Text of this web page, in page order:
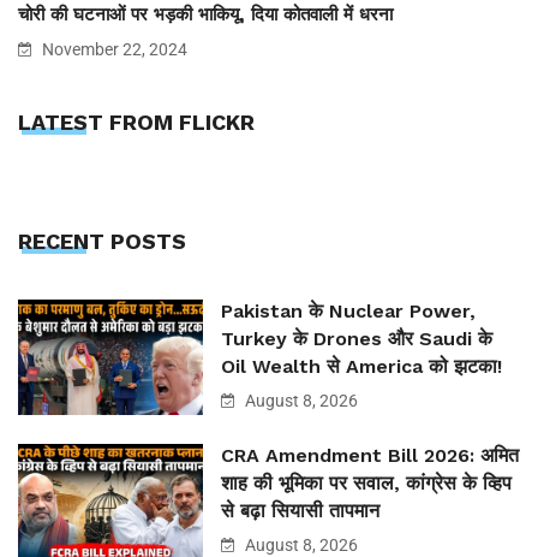
चोरी की घटनाओं पर भड़की भाकियू, दिया कोतवाली में धरना
November 22, 2024
LATEST FROM FLICKR
RECENT POSTS
Pakistan के Nuclear Power,
Turkey के Drones और Saudi के
Oil Wealth से America को झटका!
August 8, 2026
CRA Amendment Bill 2026: अमित
शाह की भूमिका पर सवाल, कांग्रेस के व्हिप
से बढ़ा सियासी तापमान
August 8, 2026